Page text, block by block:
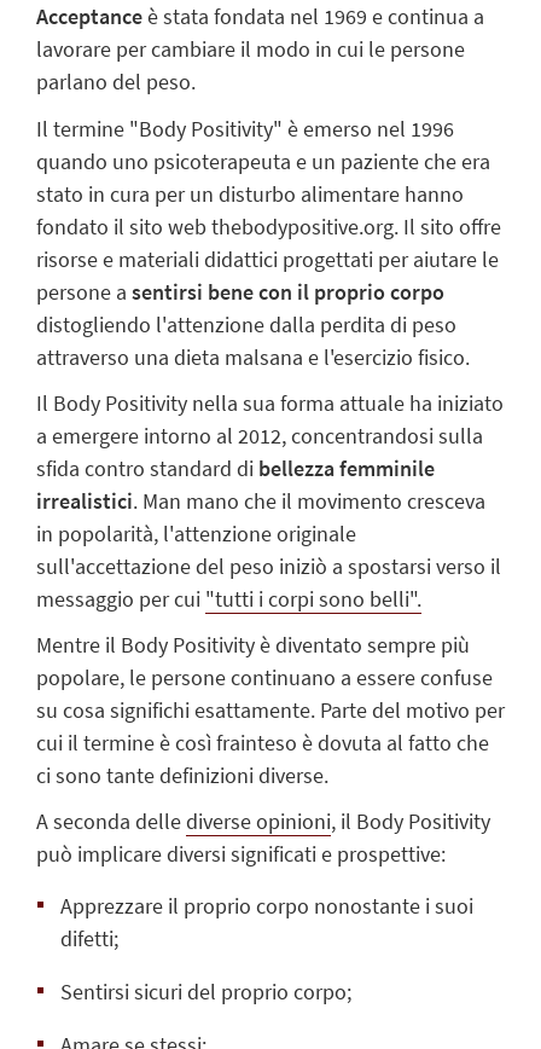
Acceptanceè stata fondata nel 1969 e continua a
lavorare per cambiare il modo in cui le persone
parlano del peso.
Il termine "Body Positivity" è emerso nel 1996
quando uno psicoterapeuta e un paziente che era
stato in cura per un disturbo alimentare hanno
fondato il sito web thebodypositive.org. Il sito offre
risorse e materiali didattici progettati per aiutare le
persone a sentirsi bene con il proprio corpo
distogliendo l'attenzione dalla perdita di peso
attraverso una dieta malsana e l'esercizio fisico.
Il Body Positivity nella sua forma attuale ha iniziato
a emergere intorno al 2012, concentrandosi sulla
sfida contro standard di bellezza femminile
irrealistici. Man mano che il movimento cresceva
in popolarità, l'attenzione originale
sull'accettazione del peso iniziò a spostarsi verso il
messaggio per cui "tutti i corpi sono belli".
Mentre il Body Positivity è diventato sempre più
popolare, le persone continuano a essere confuse
su cosa significhi esattamente. Parte del motivo per
cui il termine è così frainteso è dovuta al fatto che
ci sono tante definizioni diverse.
A seconda dellediverse opinioni, il Body Positivity
può implicare diversi significati e prospettive:
Apprezzare il proprio corpo nonostante i suoi
difetti;
Sentirsi sicuri del proprio corpo;